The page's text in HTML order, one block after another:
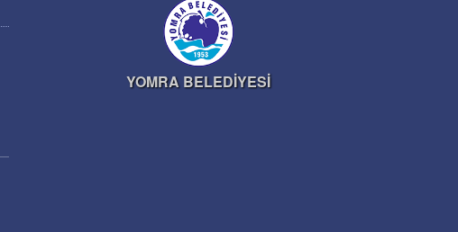
YOMRA BELEDİYESİ